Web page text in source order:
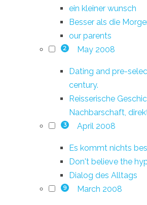
ein kleiner wunsch
Besser als die
our parents
2 May 2008
Dating and pre-
century.
Reisserische
Nachbarschaft,
3 April 2008
Es kommt nichts
Don't believe the
Dialog des Alltags
9 March 2008